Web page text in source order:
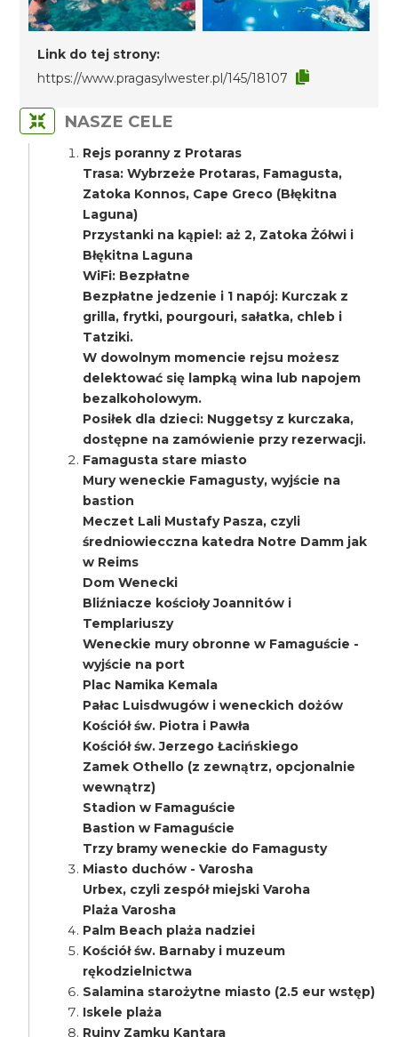
Link do tej strony:
https://www.pragasylwester.pl/145/18107
NASZE CELE
Rejs poranny z Protaras
Trasa: Wybrzeże Protaras, Famagusta,
Zatoka Konnos, Cape Greco (Błękitna
Laguna)
Przystanki na kąpiel: aż 2, Zatoka Żółwi i
Błękitna Laguna
WiFi: Bezpłatne
Bezpłatne jedzenie i 1 napój: Kurczak z
grilla, frytki, pourgouri, sałatka, chleb i
Tatziki.
W dowolnym momencie rejsu możesz
delektować się lampką wina lub napojem
bezalkoholowym.
Posiłek dla dzieci: Nuggetsy z kurczaka,
dostępne na zamówienie przy rezerwacji.
Famagusta stare miasto
Mury weneckie Famagusty, wyjście na
bastion
Meczet Lali Mustafy Pasza, czyli
średniowiecczna katedra Notre Damm jak
w Reims
Dom Wenecki
Bliźniacze kościoły Joannitów i
Templariuszy
Weneckie mury obronne w Famaguście -
wyjście na port
Plac Namika Kemala
Pałac Luisdwugów i weneckich dożów
Kościół św. Piotra i Pawła
Kościół św. Jerzego Łacińskiego
Zamek Othello (z zewnątrz, opcjonalnie
wewnątrz)
Stadion w Famaguście
Bastion w Famaguście
Trzy bramy weneckie do Famagusty
Miasto duchów - Varosha
Urbex, czyli zespół miejski Varoha
Plaża Varosha
Palm Beach plaża nadziei
Kościół św. Barnaby i muzeum
rękodzielnictwa
Salamina starożytne miasto (2.5 eur wstęp)
Iskele plaża
Ruiny Zamku Kantara